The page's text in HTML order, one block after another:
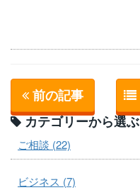
前の記事
カテゴリーから選ぶ
ご相談 (22)
ビジネス (7)